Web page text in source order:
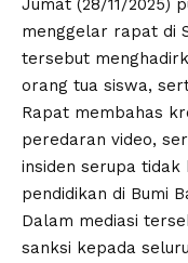
Jumat (28/11/2025)
menggelar rapat di
tersebut
orang tua siswa,
Rapat membahas
peredaran video,
insiden serupa
pendidikan di Bumi
Dalam mediasi
sanksi kepada